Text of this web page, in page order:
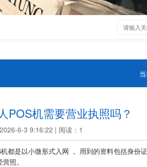
POS机需要营业执照吗？
6-3 9:16:22 | 阅读：1
都是以小微形式入网 ， 用到的资料包括身份
照。